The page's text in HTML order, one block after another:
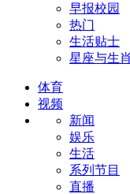
早报校园
热门
生活贴士
星座与生肖
体育
视频
新闻
娱乐
生活
系列节目
直播